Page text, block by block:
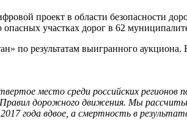
проект в области безопасности
участках дорог в 62
по результатам выигранного аукциона.
место среди российских регионов
дорожного движения. Мы
года вдвое, а смертность в